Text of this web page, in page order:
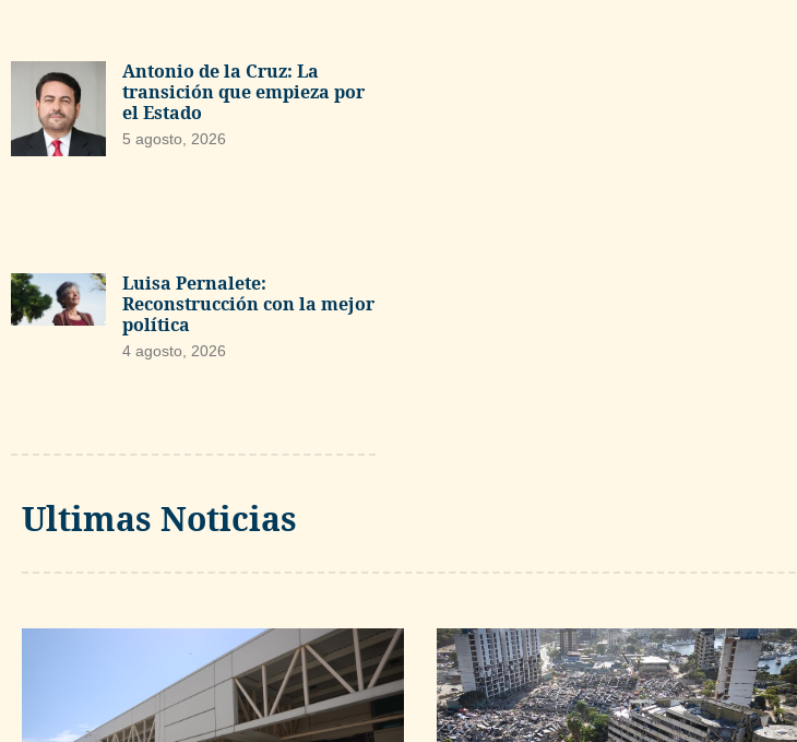
Antonio de la Cruz: La
transición que empieza por
el Estado
5 agosto, 2026
Luisa Pernalete:
Reconstrucción con la mejor
política
4 agosto, 2026
Ultimas Noticias